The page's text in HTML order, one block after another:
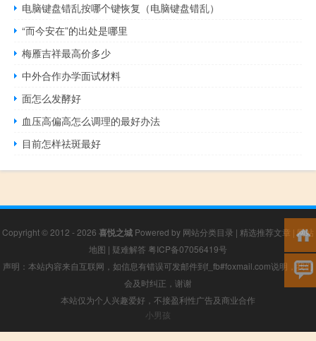
电脑键盘错乱按哪个键恢复（电脑键盘错乱）
“而今安在”的出处是哪里
梅雁吉祥最高价多少
中外合作办学面试材料
面怎么发酵好
血压高偏高怎么调理的最好办法
目前怎样祛斑最好
Copyright © 2012 - 2026 喜悦之城 Powered by 网站分类目录 | 精选推荐文章 |网站
地图 | 疑难解答 粤ICP备07056419号
声明：本站内容来自互联网，如信息有错误可发邮件到f_fb#foxmail.com说明，我们
会及时纠正，谢谢
本站仅为个人兴趣爱好，不接盈利性广告及商业合作
小男孩